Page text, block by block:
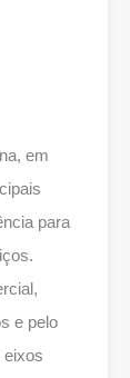
em
para
e pelo
eixos